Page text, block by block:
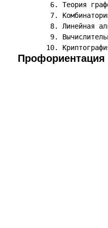
6. Теория
7.
8. Линейная
9.
Профориентация